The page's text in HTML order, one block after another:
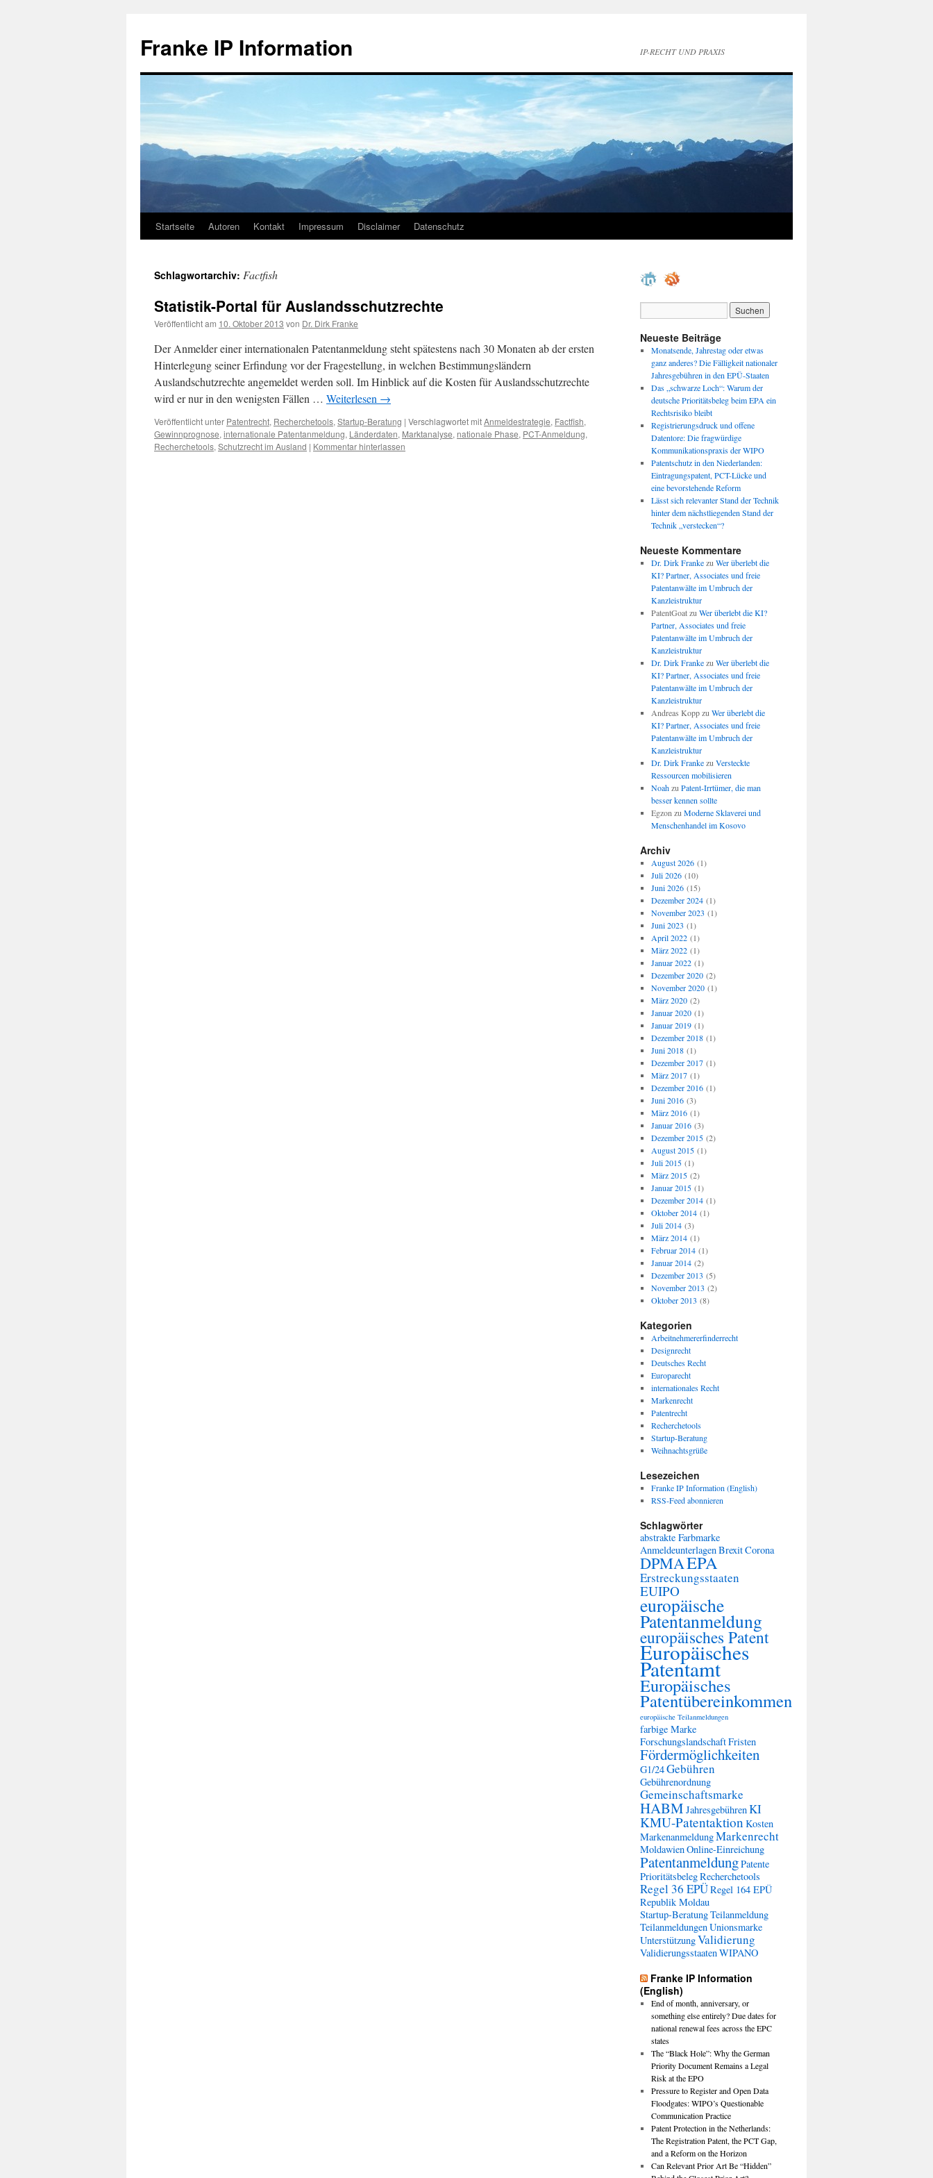
springen
Franke IP Information IP-RECHT UND PRAXIS
Startseite Autoren Kontakt Impressum Disclaimer Datenschutz
Schlagwortarchiv: Factfish
Statistik-Portal für Auslandsschutzrechte
Veröffentlicht am 10. Oktober 2013 von Dr. Dirk Franke
Der Anmelder einer internationalen Patentanmeldung steht spätestens nach 30 Monaten ab der ersten
Hinterlegung seiner Erfindung vor der Fragestellung, in welchen Bestimmungsländern
Auslandschutzrechte angemeldet werden soll. Im Hinblick auf die Kosten für Auslandsschutzrechte
wird er nur in den wenigsten Fällen … Weiterlesen →
Veröffentlicht unter Patentrecht, Recherchetools, Startup-Beratung | Verschlagwortet mitAnmeldestrategie, Factfish,
Gewinnprognose, internationale Patentanmeldung, Länderdaten, Marktanalyse, nationale Phase, PCT-Anmeldung,
Recherchetools, Schutzrecht im Ausland | Kommentar hinterlassen
Neueste Beiträge
Monatsende, Jahrestag oder etwas
ganz anderes? Die Fälligkeit nationaler
Jahresgebühren in den EPÜ-Staaten
Das „schwarze Loch“: Warum der
deutsche Prioritätsbeleg beim EPA ein
Rechtsrisiko bleibt
Registrierungsdruck und offene
Datentore: Die fragwürdige
Kommunikationspraxis der WIPO
Patentschutz in den Niederlanden:
Eintragungspatent, PCT-Lücke und
eine bevorstehende Reform
Lässt sich relevanter Stand der Technik
hinter dem nächstliegenden Stand der
Technik „verstecken“?
Neueste Kommentare
Dr. Dirk Frankezu Wer überlebt die
KI? Partner, Associates und freie
Patentanwälte im Umbruch der
Kanzleistruktur
PatentGoatzu Wer überlebt die KI?
Partner, Associates und freie
Patentanwälte im Umbruch der
Kanzleistruktur
Dr. Dirk Frankezu Wer überlebt die
KI? Partner, Associates und freie
Patentanwälte im Umbruch der
Kanzleistruktur
Andreas Koppzu Wer überlebt die
KI? Partner, Associates und freie
Patentanwälte im Umbruch der
Kanzleistruktur
Dr. Dirk Frankezu Versteckte
Ressourcen mobilisieren
Noahzu Patent-Irrtümer, die man
besser kennen sollte
Egzon zu Moderne Sklaverei und
Menschenhandel im Kosovo
Archiv
August 2026(1)
Juli 2026(10)
Juni 2026(15)
Dezember 2024(1)
November 2023 (1)
Juni 2023 (1)
April 2022(1)
März 2022(1)
Januar 2022(1)
Dezember 2020(2)
November 2020(1)
März 2020(2)
Januar 2020(1)
Januar 2019(1)
Dezember 2018(1)
Juni 2018(1)
Dezember 2017(1)
März 2017(1)
Dezember 2016(1)
Juni 2016(3)
März 2016(1)
Januar 2016(3)
Dezember 2015(2)
August 2015(1)
Juli 2015(1)
März 2015(2)
Januar 2015(1)
Dezember 2014(1)
Oktober 2014(1)
Juli 2014(3)
März 2014(1)
Februar 2014(1)
Januar 2014(2)
Dezember 2013 (5)
November 2013 (2)
Oktober 2013 (8)
Kategorien
Arbeitnehmererfinderrecht
Designrecht
Deutsches Recht
Europarecht
internationales Recht
Markenrecht
Patentrecht
Recherchetools
Startup-Beratung
Weihnachtsgrüße
Lesezeichen
Franke IP Information (English)
RSS-Feed abonnieren
Schlagwörter
abstrakte Farbmarke
AnmeldeunterlagenBrexitCorona
DPMAEPA
Erstreckungsstaaten
EUIPO
europäische
Patentanmeldung
europäisches Patent
Europäisches
Patentamt
Europäisches
Patentübereinkommen
europäische Teilanmeldungen
farbige Marke
ForschungslandschaftFristen
Fördermöglichkeiten
G1/24Gebühren
Gebührenordnung
Gemeinschaftsmarke
HABM JahresgebührenKI
KMU-Patentaktion Kosten
MarkenanmeldungMarkenrecht
MoldawienOnline-Einreichung
PatentanmeldungPatente
PrioritätsbelegRecherchetools
Regel 36 EPÜRegel 164 EPÜ
Republik Moldau
Startup-BeratungTeilanmeldung
TeilanmeldungenUnionsmarke
UnterstützungValidierung
ValidierungsstaatenWIPANO
Franke IP Information
(English)
End of month, anniversary, or
something else entirely? Due dates for
national renewal fees across the EPC
states
The “Black Hole”: Why the German
Priority Document Remains a Legal
Risk at the EPO
Pressure to Register and Open Data
Floodgates: WIPO’s Questionable
Communication Practice
Patent Protection in the Netherlands:
The Registration Patent, the PCT Gap,
and a Reform on the Horizon
Can Relevant Prior Art Be “Hidden”